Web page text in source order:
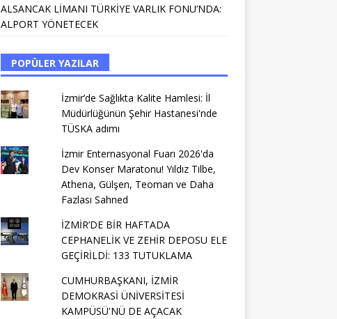
ALSANCAK LİMANI TÜRKİYE VARLIK FONU’NDA:
ALPORT YÖNETECEK
POPÜLER YAZILAR
İzmir’de Sağlıkta Kalite Hamlesi: İl
Müdürlüğünün Şehir Hastanesi'nde
TÜSKA adımı
İzmir Enternasyonal Fuarı 2026'da
Dev Konser Maratonu! Yıldız Tilbe,
Athena, Gülşen, Teoman ve Daha
Fazlası Sahned
İZMİR’DE BİR HAFTADA
CEPHANELİK VE ZEHİR DEPOSU ELE
GEÇİRİLDİ: 133 TUTUKLAMA
CUMHURBAŞKANI, İZMİR
DEMOKRASİ ÜNİVERSİTESİ
KAMPÜSÜ'NÜ DE AÇACAK